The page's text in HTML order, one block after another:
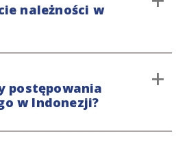
należności w
interwencji sądu. Jeśli
nie przyniesie
postępowania
w Indonezji?